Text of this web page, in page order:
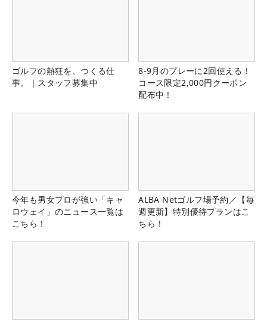
ゴルフの熱狂を、つくる仕
事。｜スタッフ募集中
8-9月のプレーに2回使える！
コース限定2,000円クーポン
配布中！
今年も男女プロが強い「キャ
ロウェイ」のニュース一覧は
こちら！
ALBA Netゴルフ場予約／【毎
週更新】特別優待プランはこ
ちら！